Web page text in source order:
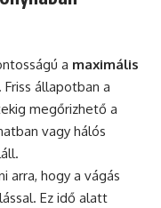
a maximális
állapotban a
megőrizhető a
vagy hálós
arra, hogy a vágás
Ez idő alatt